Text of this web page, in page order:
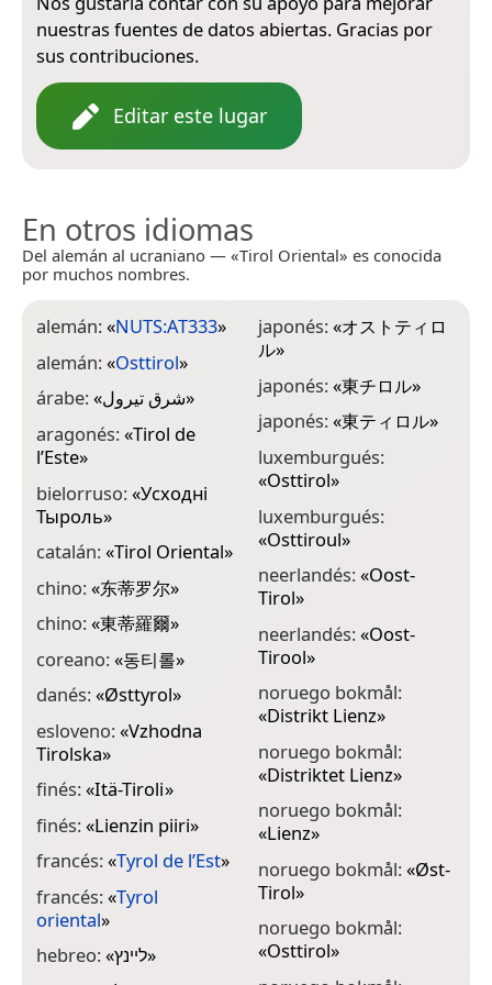
nuestras fuentes de datos abiertas. Gracias por
sus contribuciones.
Editar este lugar
En otros idiomas
Del alemán al ucraniano — «Tirol Oriental» es conocida
por muchos nombres.
alemán:«NUTS:AT333»
alemán:«Osttirol»
árabe:«شرق تيرول»
aragonés:«Tirol de
l’Este»
bielorruso:«Усходні
Тыроль»
catalán:«Tirol Oriental»
chino:«东蒂罗尔»
chino:«東蒂羅爾»
coreano:«동티롤»
danés:«Østtyrol»
esloveno:«Vzhodna
Tirolska»
finés:«Itä-Tiroli»
finés:«Lienzin piiri»
francés:«Tyrol de l’Est»
francés:«Tyrol
oriental»
hebreo:«ליינץ»
japonés:«オストティロ
ル»
japonés:«東チロル»
japonés:«東ティロル»
luxemburgués:
«Osttirol»
luxemburgués:
«Osttiroul»
neerlandés:«Oost-
Tirol»
neerlandés:«Oost-
Tirool»
noruego bokmål:
«Distrikt Lienz»
noruego bokmål:
«Distriktet Lienz»
noruego bokmål:
«Lienz»
noruego bokmål:«Øst-
Tirol»
noruego bokmål:
«Osttirol»